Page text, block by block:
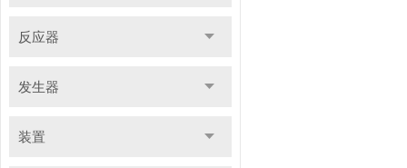
反应器
发生器
装置